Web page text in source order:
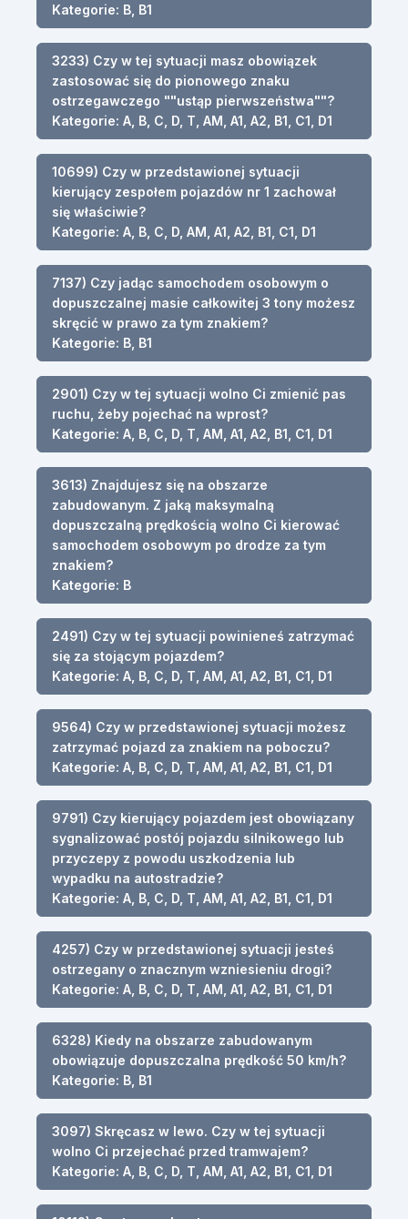
Kategorie: B, B1
3233) Czy w tej sytuacji masz obowiązek
zastosować się do pionowego znaku
ostrzegawczego ""ustąp pierwszeństwa""?
Kategorie: A, B, C, D, T, AM, A1, A2, B1, C1, D1
10699) Czy w przedstawionej sytuacji
kierujący zespołem pojazdów nr 1 zachował
się właściwie?
Kategorie: A, B, C, D, AM, A1, A2, B1, C1, D1
7137) Czy jadąc samochodem osobowym o
dopuszczalnej masie całkowitej 3 tony możesz
skręcić w prawo za tym znakiem?
Kategorie: B, B1
2901) Czy w tej sytuacji wolno Ci zmienić pas
ruchu, żeby pojechać na wprost?
Kategorie: A, B, C, D, T, AM, A1, A2, B1, C1, D1
3613) Znajdujesz się na obszarze
zabudowanym. Z jaką maksymalną
dopuszczalną prędkością wolno Ci kierować
samochodem osobowym po drodze za tym
znakiem?
Kategorie: B
2491) Czy w tej sytuacji powinieneś zatrzymać
się za stojącym pojazdem?
Kategorie: A, B, C, D, T, AM, A1, A2, B1, C1, D1
9564) Czy w przedstawionej sytuacji możesz
zatrzymać pojazd za znakiem na poboczu?
Kategorie: A, B, C, D, T, AM, A1, A2, B1, C1, D1
9791) Czy kierujący pojazdem jest obowiązany
sygnalizować postój pojazdu silnikowego lub
przyczepy z powodu uszkodzenia lub
wypadku na autostradzie?
Kategorie: A, B, C, D, T, AM, A1, A2, B1, C1, D1
4257) Czy w przedstawionej sytuacji jesteś
ostrzegany o znacznym wzniesieniu drogi?
Kategorie: A, B, C, D, T, AM, A1, A2, B1, C1, D1
6328) Kiedy na obszarze zabudowanym
obowiązuje dopuszczalna prędkość 50 km/h?
Kategorie: B, B1
3097) Skręcasz w lewo. Czy w tej sytuacji
wolno Ci przejechać przed tramwajem?
Kategorie: A, B, C, D, T, AM, A1, A2, B1, C1, D1